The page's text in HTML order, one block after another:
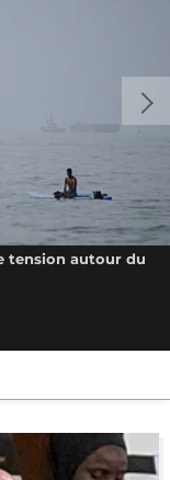
tension autour du